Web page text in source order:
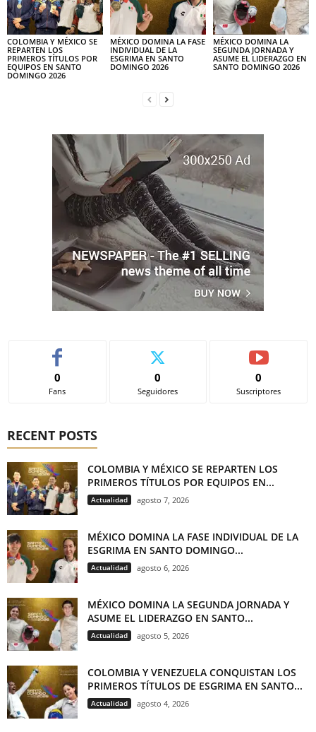
COLOMBIA Y MÉXICO SE
REPARTEN LOS
PRIMEROS TÍTULOS POR
EQUIPOS EN SANTO
DOMINGO 2026
MÉXICO DOMINA LA FASE
INDIVIDUAL DE LA
ESGRIMA EN SANTO
DOMINGO 2026
MÉXICO DOMINA LA
SEGUNDA JORNADA Y
ASUME EL LIDERAZGO EN
SANTO DOMINGO 2026
0
Fans
0
Seguidores
0
Suscriptores
RECENT POSTS
COLOMBIA Y MÉXICO SE REPARTEN LOS
PRIMEROS TÍTULOS POR EQUIPOS EN...
Actualidad agosto 7, 2026
MÉXICO DOMINA LA FASE INDIVIDUAL DE LA
ESGRIMA EN SANTO DOMINGO...
Actualidad agosto 6, 2026
MÉXICO DOMINA LA SEGUNDA JORNADA Y
ASUME EL LIDERAZGO EN SANTO...
Actualidad agosto 5, 2026
COLOMBIA Y VENEZUELA CONQUISTAN LOS
PRIMEROS TÍTULOS DE ESGRIMA EN SANTO...
Actualidad agosto 4, 2026